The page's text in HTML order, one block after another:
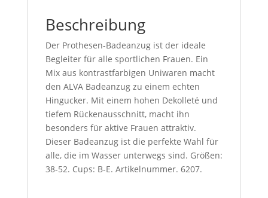
Beschreibung
Der Prothesen-Badeanzug ist der ideale
Begleiter für alle sportlichen Frauen. Ein
Mix aus kontrastfarbigen Uniwaren macht
den ALVA Badeanzug zu einem echten
Hingucker. Mit einem hohen Dekolleté und
tiefem Rückenausschnitt, macht ihn
besonders für aktive Frauen attraktiv.
Dieser Badeanzug ist die perfekte Wahl für
alle, die im Wasser unterwegs sind. Größen:
38-52. Cups: B-E. Artikelnummer. 6207.